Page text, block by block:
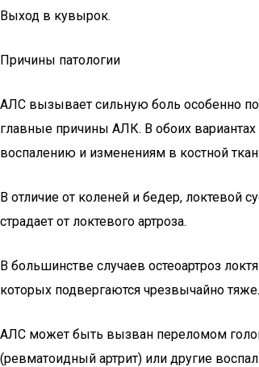
Выход в кувырок.
Причины патологии
АЛС вызывает сильную боль особенно
главные причины АЛК. В обоих
воспалению и изменениям в костной
В отличие от коленей и бедер, локтевой
страдает от локтевого артроза.
В большинстве случаев остеоартроз
которых подвергаются чрезвычайно
АЛС может быть вызван переломом
(ревматоидный артрит) или другие